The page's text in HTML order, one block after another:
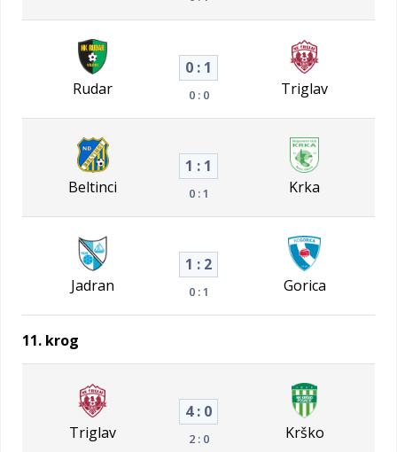
Rudar
0 : 1
0 : 0 Triglav
Beltinci
1 : 1
0 : 1 Krka
Jadran
1 : 2
0 : 1 Gorica
11. krog
Triglav
4 : 0
2 : 0 Krško